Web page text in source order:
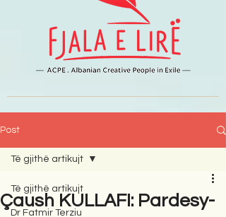
Post
Të gjithë artikujt
Dr Fatmir Terziu
Të gjithë artikujt
Çaush KULLAFI: Pardesy-